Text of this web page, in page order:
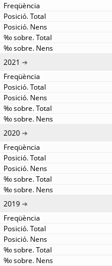
2021
2020
2019